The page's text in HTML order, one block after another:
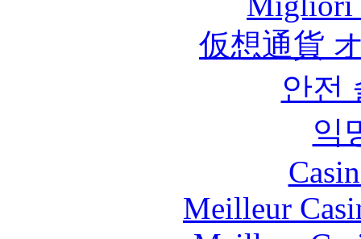
仮想通貨
안전
익
Meilleur